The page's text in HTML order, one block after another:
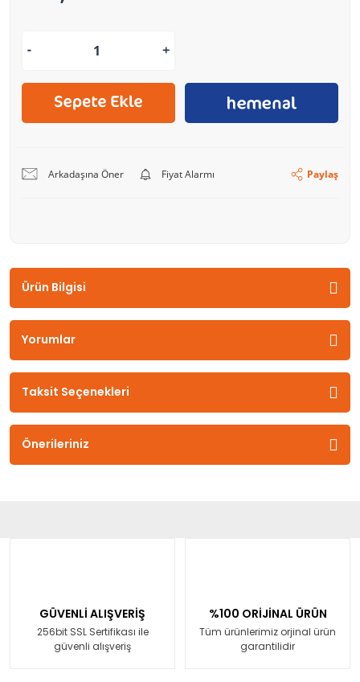
Arkadaşına Öner Fiyat Alarmı Paylaş
Ürün Bilgisi
Yorumlar
Taksit Seçenekleri
Önerileriniz
GÜVENLİ ALIŞVERİŞ
256bit SSL Sertifikası ile
güvenli alışveriş
%100 ORİJİNAL ÜRÜN
Tüm ürünlerimiz orjinal ürün
garantilidir